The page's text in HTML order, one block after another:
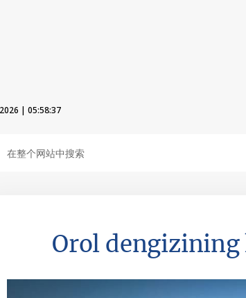
| 05:58:38
Orol